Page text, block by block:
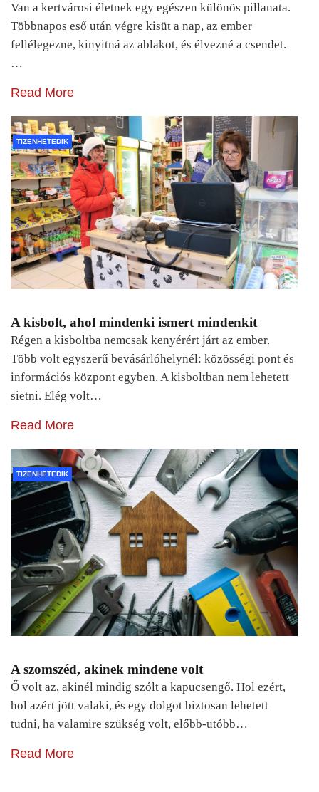
Van a kertvárosi életnek egy egészen különös pillanata.
Többnapos eső után végre kisüt a nap, az ember
fellélegezne, kinyitná az ablakot, és élvezné a csendet.
…
Read More
TIZENHETEDIK
A kisbolt, ahol mindenki ismert mindenkit
Régen a kisboltba nemcsak kenyérért járt az ember.
Több volt egyszerű bevásárlóhelynél: közösségi pont és
információs központ egyben. A kisboltban nem lehetett
sietni. Elég volt…
Read More
TIZENHETEDIK
A szomszéd, akinek mindene volt
Ő volt az, akinél mindig szólt a kapucsengő. Hol ezért,
hol azért jött valaki, és egy dolgot biztosan lehetett
tudni, ha valamire szükség volt, előbb-utóbb…
Read More